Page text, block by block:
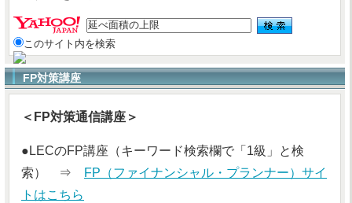
このサイト内を検索
FP対策講座
＜FP対策通信講座＞
●LECのFP講座（キーワード検索欄で「1級」と検
索） ⇒
FP（ファイナンシャル・プランナー）サイ
トはこちら